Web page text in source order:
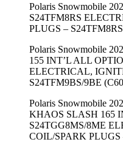
Polaris Snowmobile
S24TFM8RS
PLUGS –
Polaris Snowmobile
155 INT’L ALL
ELECTRICAL,
S24TFM9BS/9BE
Polaris Snowmobile
KHAOS SLASH 165
S24TGG8MS/8ME
COIL/SPARK PLUGS